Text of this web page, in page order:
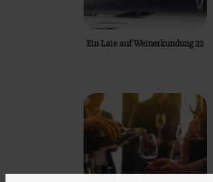
Ein Laie auf Weinerkundung 22